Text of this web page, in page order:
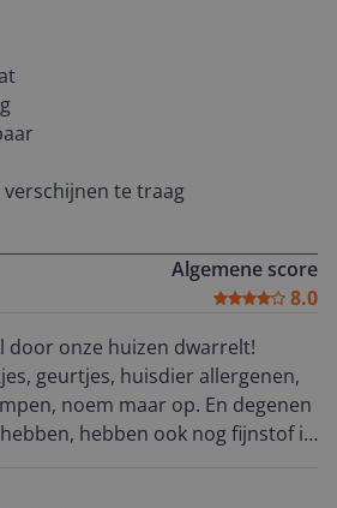
al duurt het een poosje
zichtbaar zijn. Maar hopelijk
Het apparaat krijgt de ruimte
luchtkwaliteit. Omdat het
heeft kan je dat ook realtime
Het is gewoon een goed
goed doet!te traag
Algemene score
8.0
door onze huizen dwarrelt!
geurtjes, huisdier allergenen,
noem maar op. En degenen
hebben ook nog fijnstof in
lucht zuiveraar ontworpen!